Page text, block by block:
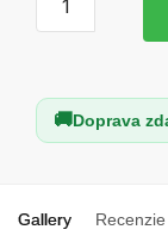
vzorkami
Doprava
Gallery Recenzie